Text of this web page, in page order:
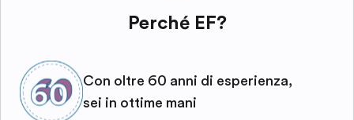
Perché EF?
Con oltre 60 anni di esperienza,
sei in ottime mani